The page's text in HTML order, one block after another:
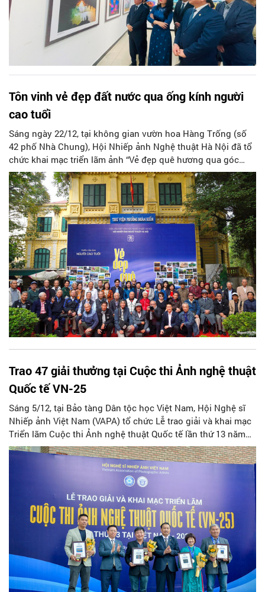
Tôn vinh vẻ đẹp đất nước qua ống kính người
cao tuổi
Sáng ngày 22/12, tại không gian vườn hoa Hàng Trống (số
42 phố Nhà Chung), Hội Nhiếp ảnh Nghệ thuật Hà Nội đã tổ
chức khai mạc triển lãm ảnh “Vẻ đẹp quê hương qua góc
nhìn người cao tuổi”. 76 tác phẩm của 76 tác giả cao tuổi đã
mang đến cho công chúng không gian nghệ thuật giàu cảm
xúc.
Trao 47 giải thưởng tại Cuộc thi Ảnh nghệ thuật
Quốc tế VN-25
Sáng 5/12, tại Bảo tàng Dân tộc học Việt Nam, Hội Nghệ sĩ
Nhiếp ảnh Việt Nam (VAPA) tổ chức Lễ trao giải và khai mạc
Triển lãm Cuộc thi Ảnh nghệ thuật Quốc tế lần thứ 13 năm
2025 tại Việt Nam (VN-25).